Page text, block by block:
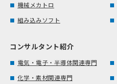
機械メカトロ
組み込みソフト
コンサルタント紹介
電気・電子・半導体関連専門
化学・素材関連専門